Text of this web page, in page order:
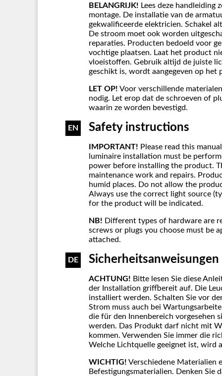
BELANGRIJK! Lees deze handleiding
montage. De installatie van de
gekwalificeerde elektricien. Schakel
De stroom moet ook worden
reparaties. Producten bedoeld voor
vochtige plaatsen. Laat het product
vloeistoffen. Gebruik altijd de juiste
geschikt is, wordt aangegeven op het
LET OP! Voor verschillende
nodig. Let erop dat de schroeven of
waarin ze worden bevestigd.
EN Safety instructions
IMPORTANT! Please read this
luminaire installation must be
power before installing the product.
maintenance work and repairs.
humid places. Do not allow the
Always use the correct light source
for the product will be indicated.
NB! Different types of hardware are
screws or plugs you choose must be
attached.
DE Sicherheitsanweisungen
ACHTUNG! Bitte lesen Sie diese
der Installation griffbereit auf. Die
installiert werden. Schalten Sie vor
Strom muss auch bei
die für den Innenbereich vorgesehen
werden. Das Produkt darf nicht mit
kommen. Verwenden Sie immer die
Welche Lichtquelle geeignet ist, wird
WICHTIG! Verschiedene Materialien
Befestigungsmaterialien. Denken Sie